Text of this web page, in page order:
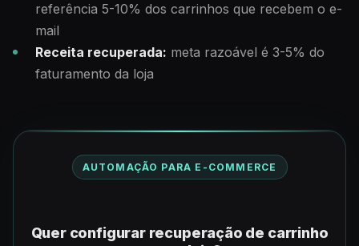
referência 5-10% dos carrinhos que recebem o e-
mail
Receita recuperada: meta razoável é 3-5% do
faturamento da loja
AUTOMAÇÃO PARA E-COMMERCE
Quer configurar recuperação de carrinho